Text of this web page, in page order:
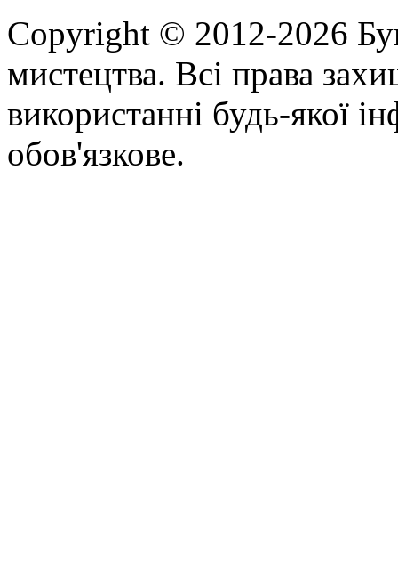
Copyright © 2012-2026
мистецтва. Всі права
використанні будь-якої
обов'язкове.